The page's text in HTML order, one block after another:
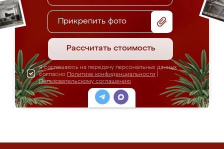
Прикрепить фото
Рассчитать стоимость
Я соглашаюсь на передачу персональных данных
согласно Политике конфиденциальности
Пользовательскому соглашению